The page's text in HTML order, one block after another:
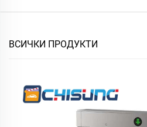
ВСИЧКИ ПРОДУКТИ